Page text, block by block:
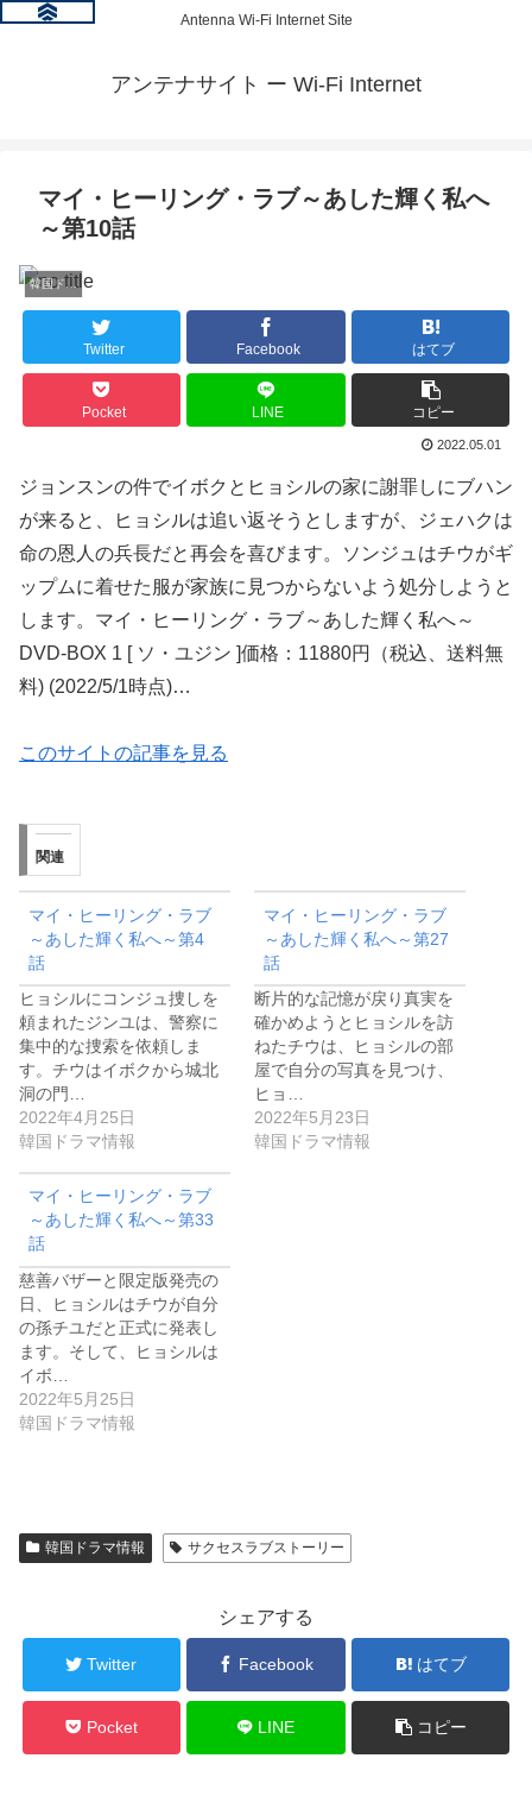
Antenna Wi-Fi Internet Site
アンテナサイト ー Wi-Fi Internet
マイ・ヒーリング・ラブ～あした輝く私へ
～第10話
韓国ドラマ情報
Twitter Facebook はてブ
Pocket LINE コピー
2022.05.01
ジョンスンの件でイボクとヒョシルの家に謝罪しにブハン
が来ると、ヒョシルは追い返そうとしますが、ジェハクは
命の恩人の兵長だと再会を喜びます。ソンジュはチウがギ
ップムに着せた服が家族に見つからないよう処分しようと
します。マイ・ヒーリング・ラブ～あした輝く私へ～
DVD-BOX 1 [ ソ・ユジン ]価格：11880円（税込、送料無
料) (2022/5/1時点)…
このサイトの記事を見る
関連
マイ・ヒーリング・ラブ
～あした輝く私へ～第4
話
ヒョシルにコンジュ捜しを
頼まれたジンユは、警察に
集中的な捜索を依頼しま
す。チウはイボクから城北
洞の門…
2022年4月25日
韓国ドラマ情報
マイ・ヒーリング・ラブ
～あした輝く私へ～第27
話
断片的な記憶が戻り真実を
確かめようとヒョシルを訪
ねたチウは、ヒョシルの部
屋で自分の写真を見つけ、
ヒョ…
2022年5月23日
韓国ドラマ情報
マイ・ヒーリング・ラブ
～あした輝く私へ～第33
話
慈善バザーと限定版発売の
日、ヒョシルはチウが自分
の孫チユだと正式に発表し
ます。そして、ヒョシルは
イボ…
2022年5月25日
韓国ドラマ情報
韓国ドラマ情報 サクセスラブストーリー
シェアする
Twitter Facebook はてブ
Pocket LINE コピー